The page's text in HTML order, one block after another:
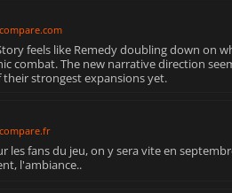
feels like Remedy doubling down on
combat. The new narrative direction
strongest expansions yet.
les fans du jeu, on y sera vite en
l'ambiance..